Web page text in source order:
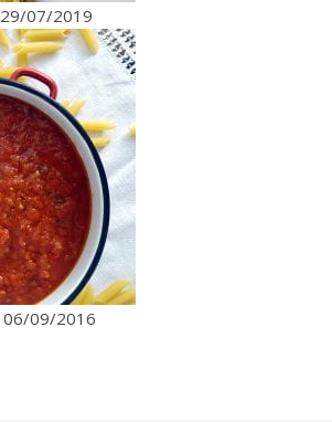
29/07/2019
06/09/2016